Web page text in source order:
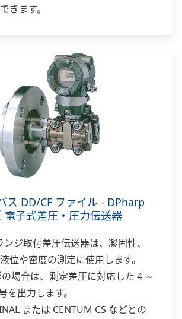
きます。
ス DD/CF ファイル - DPharp
電子式差圧・圧力伝送器
ンジ取付差圧伝送器は、凝固性、
位や密度の測定に使用します。
場合は、測定差圧に対応した 4 ～
を出力します。
または CENTUM CS などとの